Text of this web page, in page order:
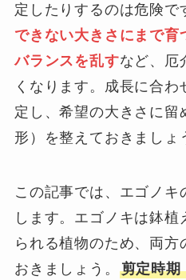
定したりするのは危険で
できない大きさにまで育
バランスを乱すなど、厄
くなります。成長に合
定し、希望の大きさに留
形）を整えておきましょ
この記事では、エゴノキ
します。エゴノキは鉢植
られる植物のため、両方
おきましょう。 剪定時期